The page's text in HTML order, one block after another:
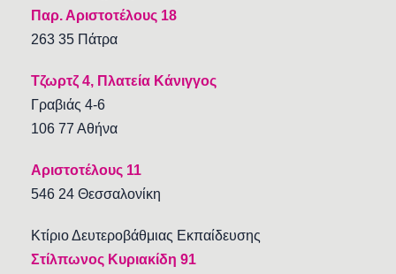
Παρ. Αριστοτέλους 18
263 35 Πάτρα
Τζωρτζ 4, Πλατεία Κάνιγγος
Γραβιάς 4-6
106 77 Αθήνα
Αριστοτέλους 11
546 24 Θεσσαλονίκη
Κτίριο Δευτεροβάθμιας Εκπαίδευσης
Στίλπωνος Κυριακίδη 91